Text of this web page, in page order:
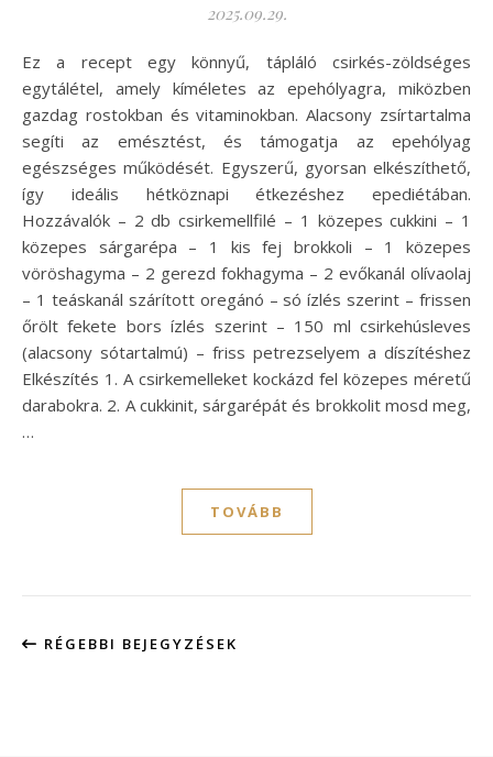
2025.09.29.
Ez a recept egy könnyű, tápláló csirkés-zöldséges
egytálétel, amely kíméletes az epehólyagra, miközben
gazdag rostokban és vitaminokban. Alacsony zsírtartalma
segíti az emésztést, és támogatja az epehólyag
egészséges működését. Egyszerű, gyorsan elkészíthető,
így ideális hétköznapi étkezéshez epediétában.
Hozzávalók – 2 db csirkemellfilé – 1 közepes cukkini – 1
közepes sárgarépa – 1 kis fej brokkoli – 1 közepes
vöröshagyma – 2 gerezd fokhagyma – 2 evőkanál olívaolaj
– 1 teáskanál szárított oregánó – só ízlés szerint – frissen
őrölt fekete bors ízlés szerint – 150 ml csirkehúsleves
(alacsony sótartalmú) – friss petrezselyem a díszítéshez
Elkészítés 1. A csirkemelleket kockázd fel közepes méretű
darabokra. 2. A cukkinit, sárgarépát és brokkolit mosd meg,
…
TOVÁBB
RÉGEBBI BEJEGYZÉSEK